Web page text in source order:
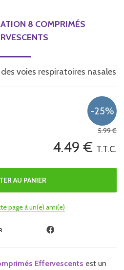
8 COMPRIMÉS
voies respiratoires nasales
5.99€
4.49 € T.T.C.
page à un(e) ami(e)
Effervescents est un